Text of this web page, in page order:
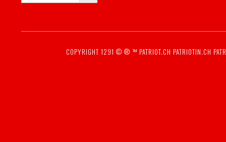
COPYRIGHT 1291 © ® ™ PATRIOT.CH PATRIOTIN.CH